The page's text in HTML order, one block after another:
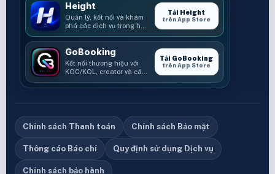
Height
Quản lý, kết nối và khám
phá các dịch vụ trong hệ
Tải Height
trên App Store
GoBooking
Kết nối thương hiệu với
KOC/KOL, creator và các
Tải GoBooking
trên App Store
Chính sách Thanh toán Chính sách Bảo mật
Thông cáo Báo chí Quy định sử dụng Dịch vụ
Chính sách bảo hành